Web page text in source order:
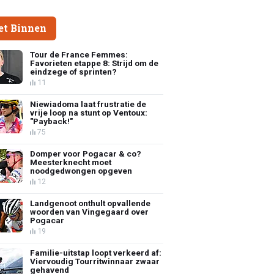
Binnen
Tour de France Femmes:
Favorieten etappe 8: Strijd om de
eindzege of sprinten?
11
Niewiadoma laat frustratie de
vrije loop na stunt op Ventoux:
"Payback!"
75
Domper voor Pogacar & co?
Meesterknecht moet
noodgedwongen opgeven
12
Landgenoot onthult opvallende
woorden van Vingegaard over
Pogacar
19
Familie-uitstap loopt verkeerd af:
Viervoudig Tourritwinnaar zwaar
gehavend